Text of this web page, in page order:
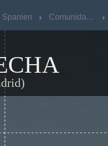
Spanien Comunidad de Madrid
Spanien Comunidad de Madrid